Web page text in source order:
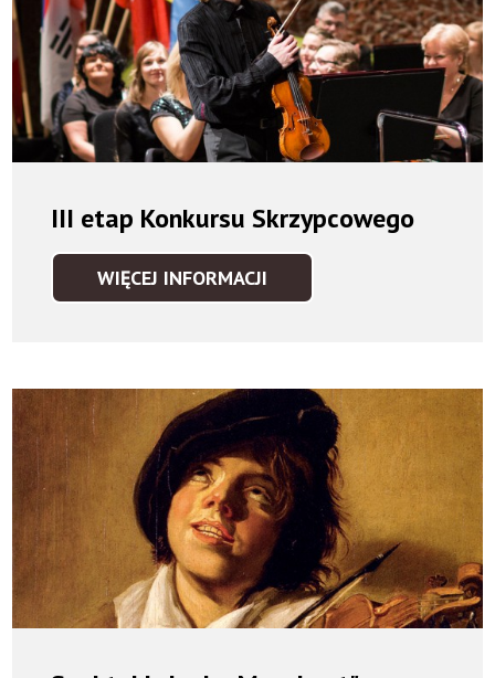
III etap Konkursu Skrzypcowego
WIĘCEJ INFORMACJI
III